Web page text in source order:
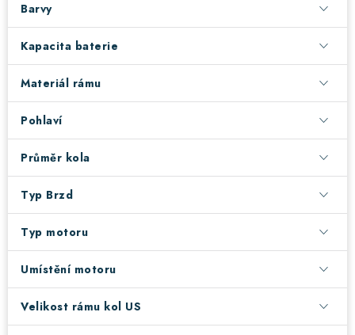
! Akce ! Obchodní podmínky
Doprava a platba
Moje objednávka
Testovací centrum
Barvy
Kapacita baterie
Materiál rámu
Pohlaví
Průměr kola
Typ Brzd
Typ motoru
Umístění motoru
Velikost rámu kol US